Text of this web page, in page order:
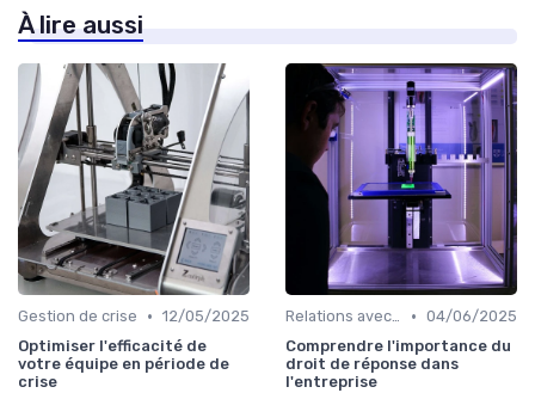
À lire aussi
Gestion de crise • 12/05/2025
Optimiser l'efficacité de
votre équipe en période de
crise
Relations avec les médias • 04/06/2025
Comprendre l'importance du
droit de réponse dans
l'entreprise